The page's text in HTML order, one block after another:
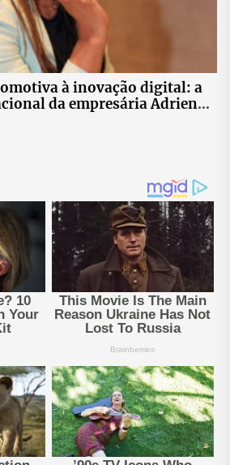
à inovação digital: a
da empresária Adriene